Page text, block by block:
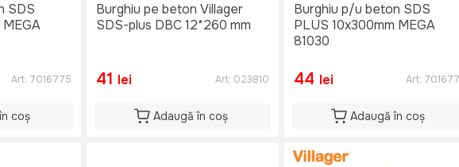
SDS
Art: 7016775
coș
Burghiu pe beton Villager
SDS-plus DBC 12*260 mm
41 lei Art: 023810
Adaugă în coș
Burghiu p/u beton SDS
PLUS 10x300mm MEGA
81030
44 lei Art:
Adaugă în coș